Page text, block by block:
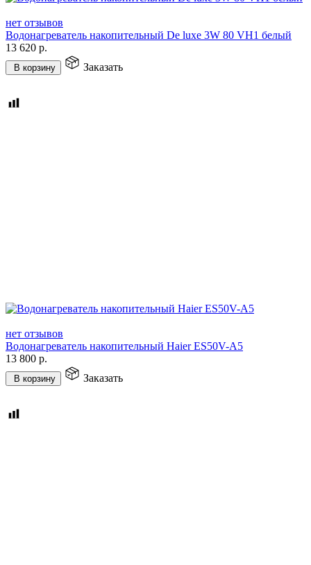
нет отзывов
Водонагреватель накопительный De luxe 3W 80 VH1 белый
13 620 р.
В корзину Заказать
нет отзывов
Водонагреватель накопительный Haier ES50V-A5
13 800 р.
В корзину Заказать